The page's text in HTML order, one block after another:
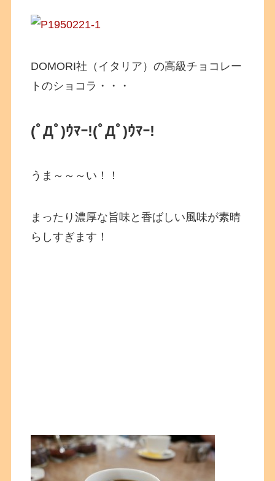
DOMORI社（イタリア）の高級チョコレー
トのショコラ・・・
(ﾟДﾟ)ｳﾏｰ!(ﾟДﾟ)ｳﾏｰ!
うま～～～い！！
まったり濃厚な旨味と香ばしい風味が素晴
らしすぎます！